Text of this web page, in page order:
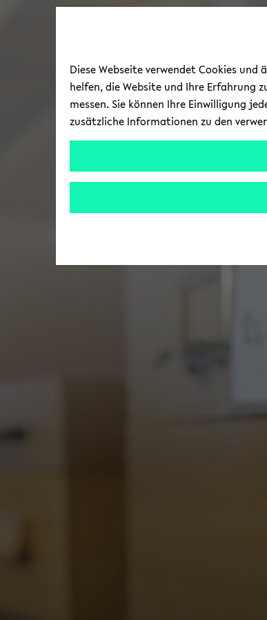
Diese Webseite verwendet Cookies
helfen, die Website und Ihre Erfahrung
messen. Sie können Ihre Einwilligung
zusätzliche Informationen zu den